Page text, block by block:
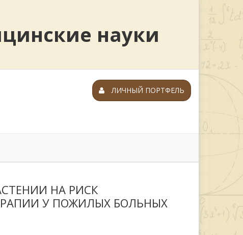
науки
ЛИЧНЫЙ ПОРТФЕЛЬ
НА РИСК
У ПОЖИЛЫХ БОЛЬНЫХ